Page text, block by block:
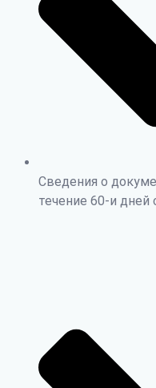
Сведения о
течение 60-и